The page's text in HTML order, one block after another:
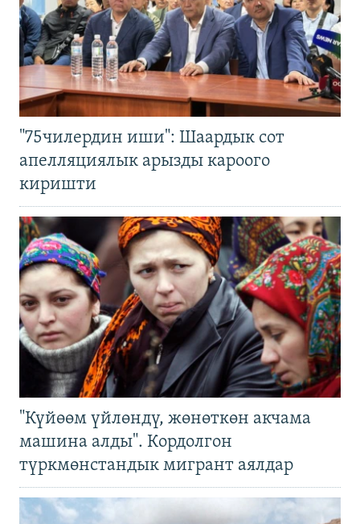
"75чилердин иши": Шаардык сот
апелляциялык арызды кароого
киришти
"Күйөөм үйлөндү, жөнөткөн акчама
машина алды". Кордолгон
түркмөнстандык мигрант аялдар